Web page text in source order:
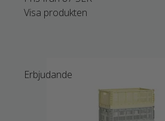
Visa produkten
Erbjudande